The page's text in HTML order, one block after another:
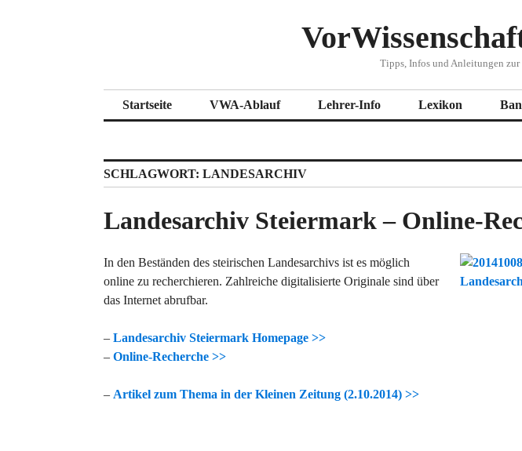
Tipps, Infos und Anleitungen
Startseite VWA-Ablauf Lehrer-Info Lexikon
SCHLAGWORT: LANDESARCHIV
Landesarchiv Steiermark – Online-
In den Beständen des steirischen Landesarchivs ist es möglich
online zu recherchieren. Zahlreiche digitalisierte Originale sind über
das Internet abrufbar.
– Landesarchiv Steiermark Homepage >>
– Online-Recherche >>
– Artikel zum Thema in der Kleinen Zeitung (2.10.2014) >>